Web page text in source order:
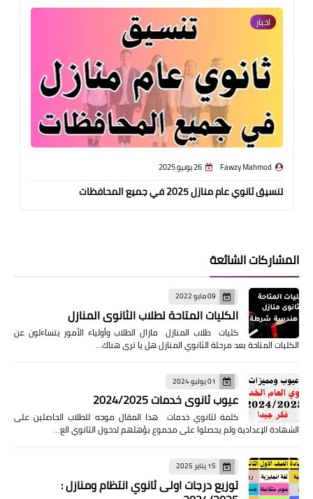
اخبار
Fawzy Mahmod 26 يونيو 2025
تنسيق ثانوي عام منازل 2025 في جميع المحافظات
المشاركات الشائعة
09 مايو 2022
الكليات المتاحة لطلاب الثانوى المنازل
كليات طلاب المنازل مازال الطلاب وأولياء الأمور يتساءلون عن
الكليات المتاحة بعد مرحلة الثانوي المنازل هل يا ترى هناك…
01 يوليو 2024
عيوب ثانوي خدمات 2024/2025
كلمة لثانوي خدمات هذا المقال موجه للطلاب الحاصلين على
الشهادة الإعدادية ولم يحصلوا على مجموع يؤهلهم لدخول الثانوي الع…
15 يناير 2025
توزيع درجات اولى ثانوي انتظام ومنازل :